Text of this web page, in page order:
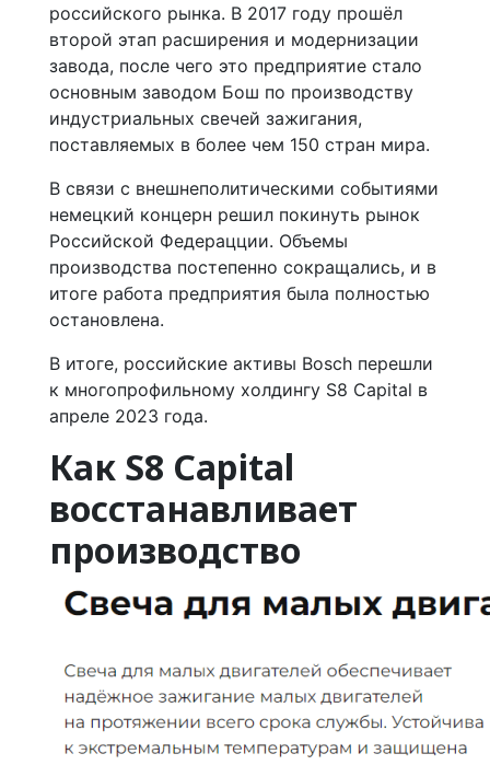
российского рынка. В 2017 году прошёл
второй этап расширения и модернизации
завода, после чего это предприятие стало
основным заводом Бош по производству
индустриальных свечей зажигания,
поставляемых в более чем 150 стран мира.
В связи с внешнеполитическими событиями
немецкий концерн решил покинуть рынок
Российской Федерацции. Объемы
производства постепенно сокращались, и в
итоге работа предприятия была полностью
остановлена.
В итоге, российские активы Bosch перешли
к многопрофильному холдингу S8 Capital в
апреле 2023 года.
Как S8 Capital
восстанавливает
производство